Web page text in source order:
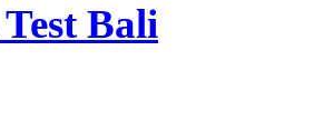
Bali